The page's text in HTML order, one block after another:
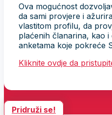
Ova mogućnost
da sami provjere i
vlastitom profilu, da
plaćenih članarina, kao
anketama koje pokreće
Kliknite ovdje da
Pridruži se!